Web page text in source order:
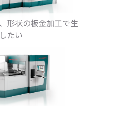
形状の板金加工で生
たい